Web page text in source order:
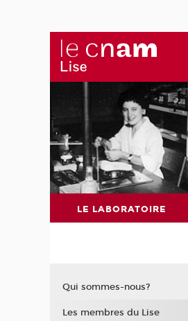
LE LABORATOIRE
Qui sommes-nous?
Les membres du Lise